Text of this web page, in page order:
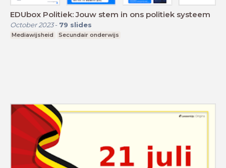
EDUbox Politiek: Jouw stem in ons politiek systeem
October 2023- 79 slides
Mediawijsheid Secundair onderwijs